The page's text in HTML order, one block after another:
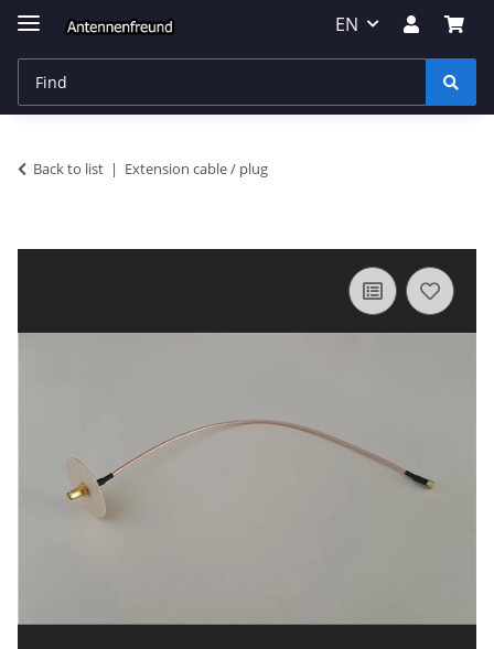
EN
Back to list Extension cable / plug